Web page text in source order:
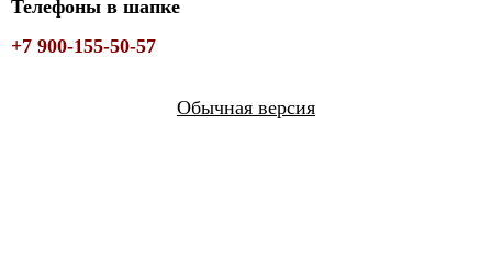
Телефоны в шапке
+7 900-155-50-57
Обычная версия